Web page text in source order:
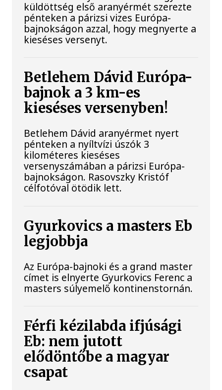
küldöttség első aranyérmét szerezte
pénteken a párizsi vizes Európa-
bajnokságon azzal, hogy megnyerte a
kieséses versenyt.
Betlehem Dávid Európa-
bajnok a 3 km-es
kieséses versenyben!
Betlehem Dávid aranyérmet nyert
pénteken a nyíltvízi úszók 3
kilométeres kieséses
versenyszámában a párizsi Európa-
bajnokságon. Rasovszky Kristóf
célfotóval ötödik lett.
Gyurkovics a masters Eb
legjobbja
Az Európa-bajnoki és a grand master
címet is elnyerte Gyurkovics Ferenc a
masters súlyemelő kontinenstornán.
Férfi kézilabda ifjúsági
Eb: nem jutott
elődöntőbe a magyar
csapat